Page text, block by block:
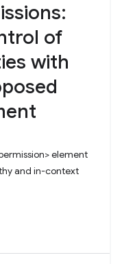
of
with
element
and in-context